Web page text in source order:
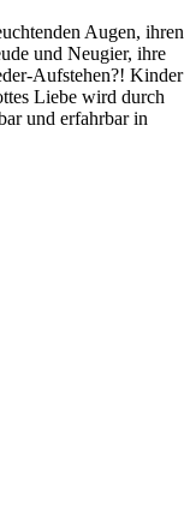
Augen, ihren
und Neugier, ihre
Aufstehen?! Kinder
Liebe wird durch
und erfahrbar in